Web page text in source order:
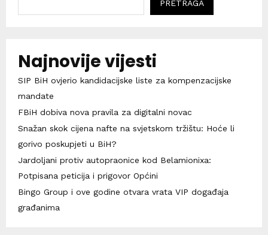
PRETRAGA
Najnovije vijesti
SIP BiH ovjerio kandidacijske liste za kompenzacijske
mandate
FBiH dobiva nova pravila za digitalni novac
Snažan skok cijena nafte na svjetskom tržištu: Hoće li
gorivo poskupjeti u BiH?
Jardoljani protiv autopraonice kod Belamionixa:
Potpisana peticija i prigovor Općini
Bingo Group i ove godine otvara vrata VIP događaja
građanima